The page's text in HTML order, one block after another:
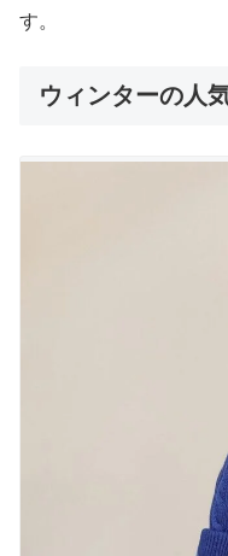
す。
ウィンターの人